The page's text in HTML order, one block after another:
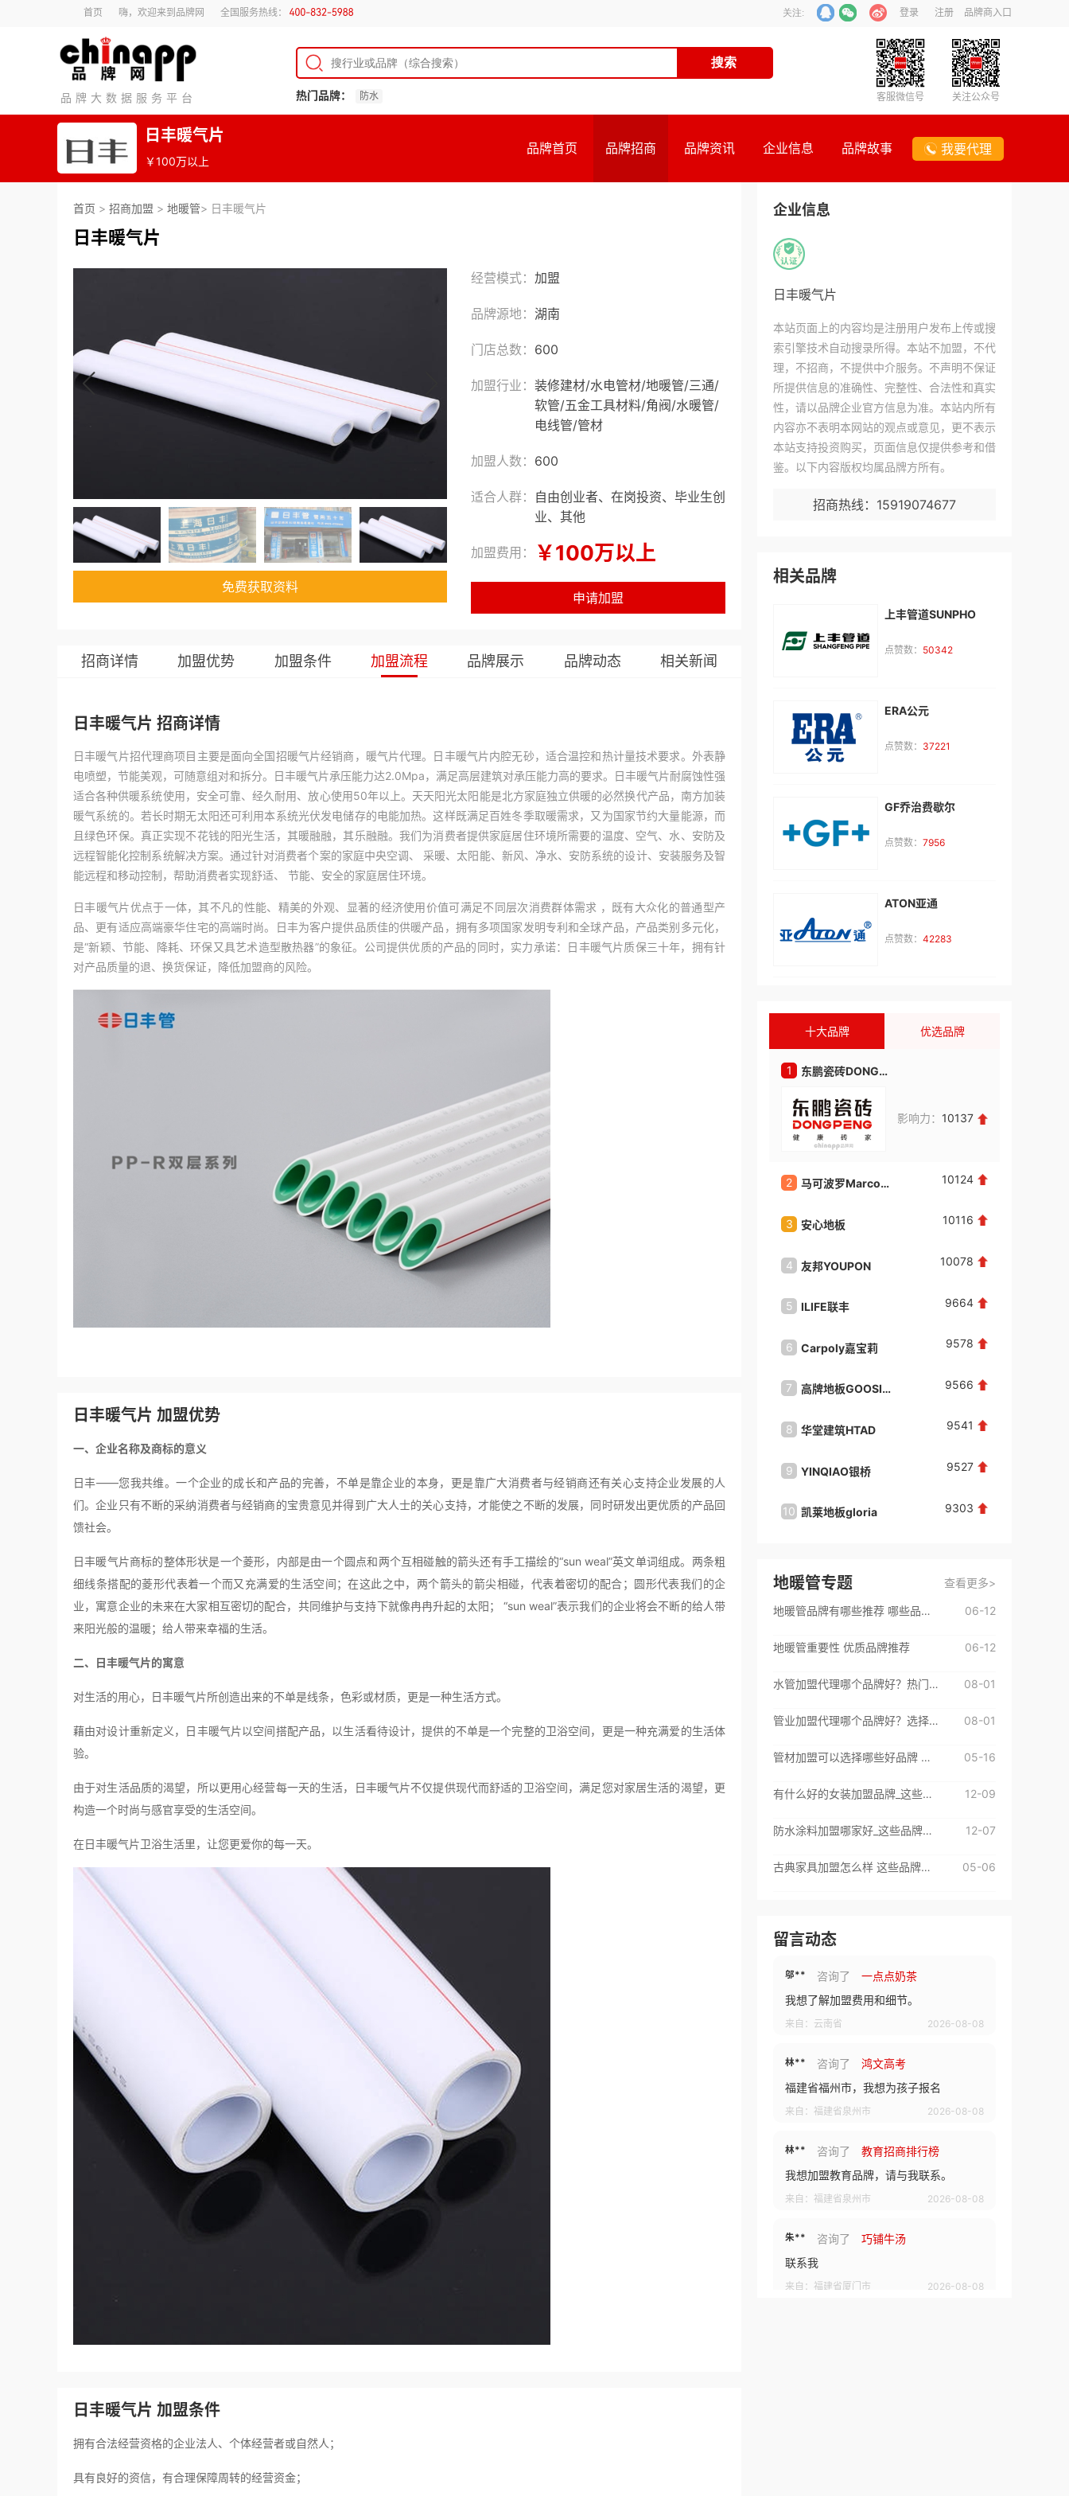
首页 嗨，欢迎来到品牌网 全国服务热线： 登录 注册 品牌商入口
关注:
品牌大数据服务平台 热门品牌： 防水 客服微信号 关注公众号
日丰暖气片
￥100万以上
品牌首页 品牌招商 品牌资讯 企业信息 品牌故事 我要代理
首页 > 招商加盟 > 地暖管> 日丰暖气片
日丰暖气片
免费获取资料
经营模式： 加盟
品牌源地： 湖南
门店总数： 600
加盟行业： 装修建材/水电管材/地暖管/三通/
软管/五金工具材料/角阀/水暖管/
电线管/管材
加盟人数： 600
适合人群： 自由创业者、在岗投资、毕业生创
业、其他
加盟费用： ￥100万以上
申请加盟
招商详情 加盟优势 加盟条件 加盟流程 品牌展示 品牌动态 相关新闻
日丰暖气片 招商详情
日丰暖气片招代理商项目主要是面向全国招暖气片经销商，暖气片代理。日丰暖气片内腔无砂，适合温控和热计量技术要求。外表静
电喷塑，节能美观，可随意组对和拆分。日丰暖气片承压能力达2.0Mpa，满足高层建筑对承压能力高的要求。日丰暖气片耐腐蚀性强
适合各种供暖系统使用，安全可靠、经久耐用、放心使用50年以上。天天阳光太阳能是北方家庭独立供暖的必然换代产品，南方加装
暖气系统的。若长时期无太阳还可利用本系统光伏发电储存的电能加热。这样既满足百姓冬季取暖需求，又为国家节约大量能源，而
且绿色环保。真正实现不花钱的阳光生活，其暖融融，其乐融融。我们为消费者提供家庭居住环境所需要的温度、空气、水、安防及
远程智能化控制系统解决方案。通过针对消费者个案的家庭中央空调、 采暖、太阳能、新风、净水、安防系统的设计、安装服务及智
能远程和移动控制，帮助消费者实现舒适、 节能、安全的家庭居住环境。
日丰暖气片优点于一体，其不凡的性能、精美的外观、显著的经济使用价值可满足不同层次消费群体需求 ，既有大众化的普通型产
品、更有适应高端豪华住宅的高端时尚。日丰为客户提供品质佳的供暖产品，拥有多项国家发明专利和全球产品，产品类别多元化，
是“新颖、节能、降耗、环保又具艺术造型散热器”的象征。公司提供优质的产品的同时，实力承诺：日丰暖气片质保三十年，拥有针
对产品质量的退、换货保证，降低加盟商的风险。
日丰暖气片 加盟优势
一、企业名称及商标的意义
日丰——您我共维。一个企业的成长和产品的完善，不单是靠企业的本身，更是靠广大消费者与经销商还有关心支持企业发展的人
们。企业只有不断的采纳消费者与经销商的宝贵意见并得到广大人士的关心支持，才能使之不断的发展，同时研发出更优质的产品回
馈社会。
日丰暖气片商标的整体形状是一个菱形，内部是由一个圆点和两个互相碰触的箭头还有手工描绘的“sun weal”英文单词组成。两条粗
细线条搭配的菱形代表着一个而又充满爱的生活空间；在这此之中，两个箭头的箭尖相碰，代表着密切的配合；圆形代表我们的企
业，寓意企业的未来在大家相互密切的配合，共同维护与支持下就像冉冉升起的太阳； “sun weal”表示我们的企业将会不断的给人带
来阳光般的温暖；给人带来幸福的生活。
二、日丰暖气片的寓意
对生活的用心，日丰暖气片所创造出来的不单是线条，色彩或材质，更是一种生活方式。
藉由对设计重新定义，日丰暖气片以空间搭配产品，以生活看待设计，提供的不单是一个完整的卫浴空间，更是一种充满爱的生活体
验。
由于对生活品质的渴望，所以更用心经营每一天的生活，日丰暖气片不仅提供现代而舒适的卫浴空间，满足您对家居生活的渴望，更
构造一个时尚与感官享受的生活空间。
在日丰暖气片卫浴生活里，让您更爱你的每一天。
日丰暖气片 加盟条件
拥有合法经营资格的企业法人、个体经营者或自然人；
具有良好的资信，有合理保障周转的经营资金；
企业信息
日丰暖气片
本站页面上的内容均是注册用户发布上传或搜
索引擎技术自动搜录所得。本站不加盟，不代
理，不招商，不提供中介服务。不声明不保证
所提供信息的准确性、完整性、合法性和真实
性，请以品牌企业官方信息为准。本站内所有
内容亦不表明本网站的观点或意见，更不表示
本站支持投资购买，页面信息仅提供参考和借
鉴。以下内容版权均属品牌方所有。
招商热线：15919074677
相关品牌
上丰管道SUNPHO
点赞数： 50342
ERA公元
点赞数： 37221
GF乔治费歇尔
点赞数： 7956
ATON亚通
点赞数： 42283
十大品牌 优选品牌
1 东鹏瓷砖DONGPENG
影响力： 10137
2 马可波罗Marcopolo 10124
3 安心地板 10116
4 友邦YOUPON 10078
5 ILIFE联丰 9664
6 Carpoly嘉宝莉 9578
7 高牌地板GOOSIGN 9566
8 华堂建筑HTAD 9541
9 YINQIAO银桥 9527
10 凯莱地板gloria 9303
查看更多>
地暖管专题
地暖管品牌有哪些推荐 哪些品牌值得加盟 06-12
地暖管重要性 优质品牌推荐 06-12
水管加盟代理哪个品牌好？热门品牌都在这里了 08-01
管业加盟代理哪个品牌好？选择这些挺不错 08-01
管材加盟可以选择哪些好品牌 来看看这些优质加盟品牌吧 05-16
有什么好的女装加盟品牌_这些品牌很不错 12-09
防水涂料加盟哪家好_这些品牌很不错 12-07
古典家具加盟怎么样 这些品牌值得选择 05-06
留言动态
咨询了
Baberg班贝格
李** 咨询了
真爱屋情趣生活馆
硕** 咨询了
成人用品招商排行榜
邬** 咨询了
一点点奶茶
我想了解加盟费用和细节。
来自：云南省
林** 咨询了
鸿文高考
福建省福州市，我想为孩子报名
来自：福建省泉州市
林** 咨询了
教育招商排行榜
我想加盟教育品牌，请与我联系。
来自：福建省泉州市
朱** 咨询了
联系我
我想加盟品牌，请与我联系。
想投资
2026-08-07
来自：广东省深圳市
我想加盟班贝格品牌，请与我联系。
咨询了
真爱屋情趣生活馆
2026-08-08
来自：湖南省
硕** 咨询了
成人用品招商排行榜
我想加盟成人用品品牌，请与我联系。
来自：云南省
林** 咨询了
鸿文高考
福建省福州市，我想为孩子报名
2026-08-08
来自：福建省泉州市
林** 咨询了
教育招商排行榜
我想加盟教育品牌，请与我联系。
2026-08-08
来自：福建省泉州市
朱** 咨询了
巧铺牛汤
联系我
2026-08-08
来自：福建省厦门市
唐** 咨询了
茶嘟嘟新中式鲜果茶
我想加盟品牌，请与我联系。
2026-08-08
来自：广东省广州市